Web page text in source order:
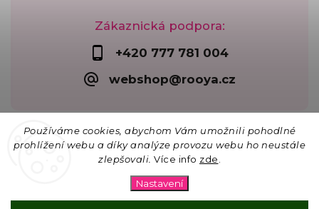
Používáme cookies, abychom Vám umožnili pohodlné
prohlížení webu a díky analýze provozu webu ho neustále
zlepšovali. Více info zde
Nastavení
Zákaznická podpora:
+420 777 781 004
webshop@rooya.cz
vyhrazena.
Upravit nastavení cookies